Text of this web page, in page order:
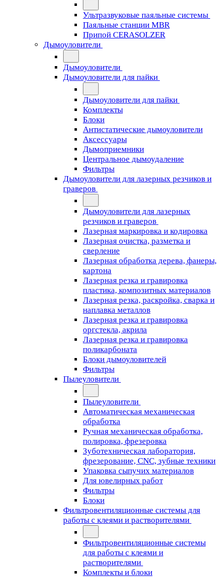
Ультразвуковые паяльные системы
Паяльные станции MBR
Припой CERASOLZER
Дымоуловители
Дымоуловители
Дымоуловители для пайки
Дымоуловители для пайки
Комплекты
Блоки
Антистатические дымоуловители
Аксессуары
Дымоприемники
Центральное дымоудаление
Фильтры
Дымоуловители для лазерных резчиков и
граверов
Дымоуловители для лазерных
резчиков и граверов
Лазерная маркировка и кодировка
Лазерная очистка, разметка и
сверление
Лазерная обработка дерева, фанеры,
картона
Лазерная резка и гравировка
пластика, композитных материалов
Лазерная резка, раскройка, сварка и
наплавка металлов
Лазерная резка и гравировка
оргстекла, акрила
Лазерная резка и гравировка
поликарбоната
Блоки дымоуловителей
Фильтры
Пылеуловители
Пылеуловители
Автоматическая механическая
обработка
Ручная механическая обработка,
полировка, фрезеровка
Зуботехническая лаборатория,
фрезерование, CNC, зубные техники
Упаковка сыпучих материалов
Для ювелирных работ
Фильтры
Блоки
Фильтровентиляционные системы для
работы с клеями и растворителями
Фильтровентиляционные системы
для работы с клеями и
растворителями
Комплекты и блоки